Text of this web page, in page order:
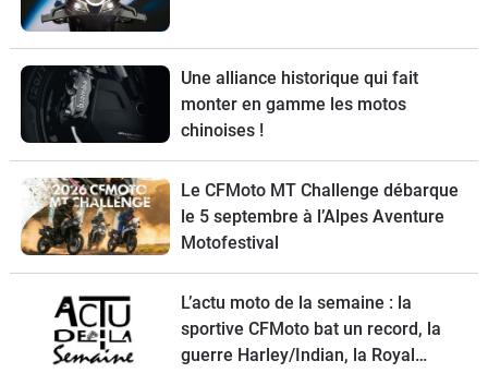
Une alliance historique qui fait
monter en gamme les motos
chinoises !
Le CFMoto MT Challenge débarque
le 5 septembre à l’Alpes Aventure
Motofestival
L’actu moto de la semaine : la
sportive CFMoto bat un record, la
guerre Harley/Indian, la Royal